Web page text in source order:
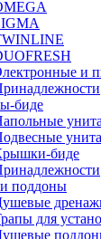
и
биде
биде
поддоны
для